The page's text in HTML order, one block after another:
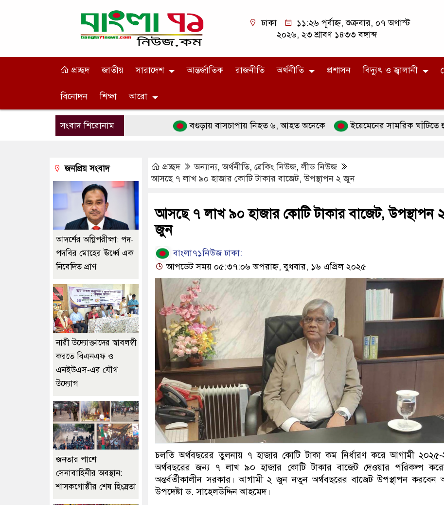
ঢাকা
১১:২৬ পূর্বাহ্ন, শুক্রবার, ০৭ অগাস্ট
২০২৬, ২৩ শ্রাবণ ১৪৩৩ বঙ্গাব্দ
প্রচ্ছদ জাতীয় সারাদেশ আন্তর্জাতিক রাজনীতি অর্থনীতি প্রশাসন বিদ্যুৎ ও জ্বালানী
বিনোদন শিক্ষা আরো
সংবাদ শিরোনাম বগুড়ায় বাসচাপায় নিহত ৬, আহত অনেকে ইয়েমেনের সামরিক ঘাঁটিতে হুতি
প্রচ্ছদ অন্যান্য,অর্থনীতি, ব্রেকিং নিউজ,লীড নিউজ
আসছে ৭ লাখ ৯০ হাজার কোটি টাকার বাজেট, উপস্থাপন ২ জুন
আসছে ৭ লাখ ৯০ হাজার কোটি টাকার বাজেট, উপস্থাপন
জুন
বাংলা৭১নিউজ ঢাকা:
আপডেট সময় ০৫:৩৭:০৬ অপরাহ্ন, বুধবার, ১৬ এপ্রিল ২০২৫
চলতি অর্থবছরের তুলনায় ৭ হাজার কোটি টাকা কম নির্ধারণ করে আগামী ২০২৫-
অর্থবছরের জন্য ৭ লাখ ৯০ হাজার কোটি টাকার বাজেট দেওয়ার পরিকল্প
অন্তর্বর্তীকালীন সরকার। আগামী ২ জুন নতুন অর্থবছরের বাজেট উপস্থাপন করবেন
উপদেষ্টা ড. সাহেলউদ্দিন আহমেদ।
জনপ্রিয় সংবাদ
আদর্শের অগ্নিপরীক্ষা: পদ-
পদবির মোহের ঊর্ধ্বে এক
নিবেদিত প্রাণ
নারী উদ্যোক্তাদের স্বাবলম্বী
করতে বিএনএফ ও
এনইউএস-এর যৌথ
উদ্যোগ
জনতার পাশে
সেনাবাহিনীর অবস্থান:
শাসকগোষ্ঠীর শেষ হিংস্রতা